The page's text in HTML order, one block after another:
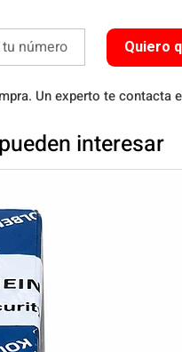
Quiero
Un experto te contacta
interesar